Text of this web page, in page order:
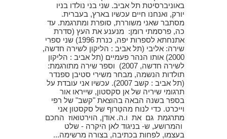
באוניברסיטת תל אביב. שני בני נולדו בניו
יורק, ואנחנו חיים עכשיו בארץ, בעברית.
מסתבר שאני משוררת, סופרת ומתרגמת. עד
כה, פרסמתי רומן: מנענע את העץ (סדרת
אתנחתא לספרות יפה, כנרת 1996) שני ספרי
שירה: אליבי (תל אביב : הליקון לשירה חדשה,
2000) אותו הנהר פעמיים (תל אביב : הליקון
לשירה חדשה, 2007) וספר שירה מתורגמת:
תולדות הנשמה, מבחר משירי סטיבן ספנדר
(תל אביב : קשב 2007). עכשיו אני עובדת על
תרגומי שיריה של אן סקסטון, שייראו אור
בספר בשנה הבאה בהוצאת "קשב" של רפי
וייכרט. כדי לנוח מהטֵּרוף של סקסטון אני
מתרגמת גם את ו.ה. אודן, הוירטואוז החכם
והמרושע, ש- בניגוד לאן היקרה - שלט
בעצמו, לפחות בכתיבה, בצורה מרשימה...